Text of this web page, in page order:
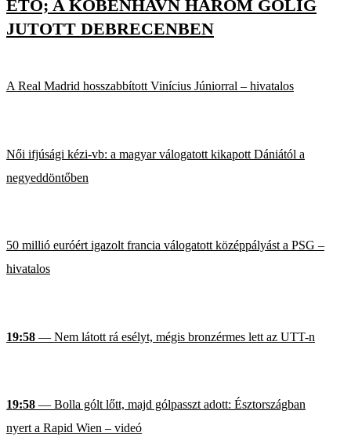
ETO; A KÖBENHAVN HÁROM GÓLIG
JUTOTT DEBRECENBEN
A Real Madrid hosszabbított Vinícius Júniorral – hivatalos
Női ifjúsági kézi-vb: a magyar válogatott kikapott Dániától a
negyeddöntőben
50 millió euróért igazolt francia válogatott középpályást a PSG –
hivatalos
19:58 — Nem látott rá esélyt, mégis bronzérmes lett az UTT-n
19:58 — Bolla gólt lőtt, majd gólpasszt adott: Észtországban
nyert a Rapid Wien – videó